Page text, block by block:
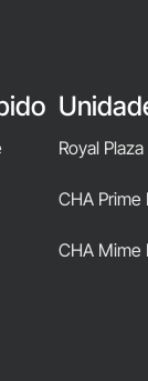
Royal
CHA
CHA Mime